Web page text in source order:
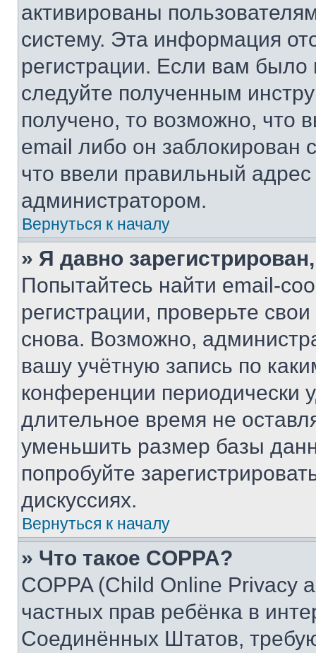
активированы
систему. Эта информация
регистрации. Если вам
следуйте полученным
получено, то возможно, что
email либо он
что ввели правильный адрес
администратором.
Вернуться к началу
» Я давно
Попытайтесь найти email-
регистрации, проверьте
снова. Возможно,
вашу учётную запись по
конференции периодически
длительное время не
уменьшить размер базы
попробуйте
дискуссиях.
Вернуться к началу
» Что такое COPPA?
COPPA (Child Online Privacy
частных прав ребёнка в
Соединённых Штатов,